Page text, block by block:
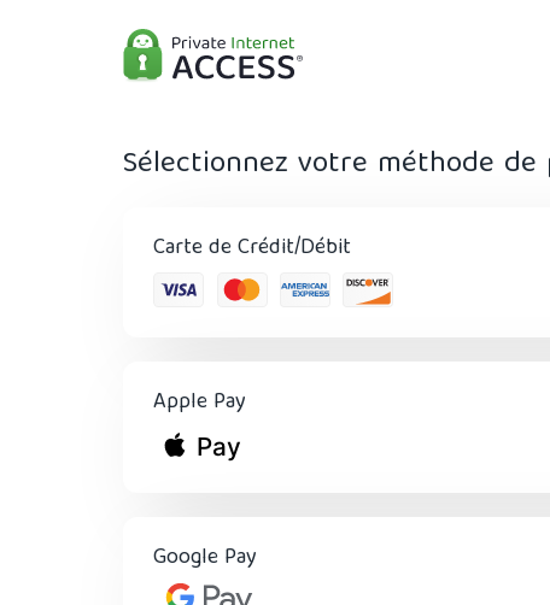
Sélectionnez votre méthode
Carte de Crédit/Débit
Apple Pay
Google Pay